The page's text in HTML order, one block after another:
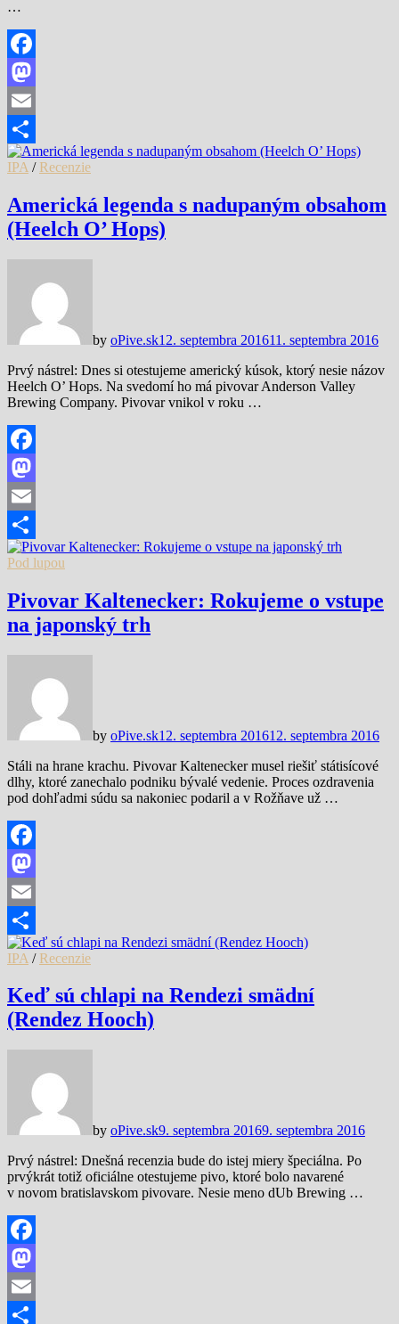
…
Facebook
Mastodon
Email
Share
IPA / Recenzie
Americká legenda s nadupaným obsahom
(Heelch O’ Hops)
by oPive.sk12. septembra 201611. septembra 2016
Prvý nástrel: Dnes si otestujeme americký kúsok, ktorý nesie názov
Heelch O’ Hops. Na svedomí ho má pivovar Anderson Valley
Brewing Company. Pivovar vnikol v roku …
Facebook
Mastodon
Email
Share
Pod lupou
Pivovar Kaltenecker: Rokujeme o vstupe
na japonský trh
by oPive.sk12. septembra 201612. septembra 2016
Stáli na hrane krachu. Pivovar Kaltenecker musel riešiť státisícové
dlhy, ktoré zanechalo podniku bývalé vedenie. Proces ozdravenia
pod dohľadmi súdu sa nakoniec podaril a v Rožňave už …
Facebook
Mastodon
Email
Share
IPA / Recenzie
Keď sú chlapi na Rendezi smädní
(Rendez Hooch)
by oPive.sk9. septembra 20169. septembra 2016
Prvý nástrel: Dnešná recenzia bude do istej miery špeciálna. Po
prvýkrát totiž oficiálne otestujeme pivo, ktoré bolo navarené
v novom bratislavskom pivovare. Nesie meno dUb Brewing …
Facebook
Mastodon
Email